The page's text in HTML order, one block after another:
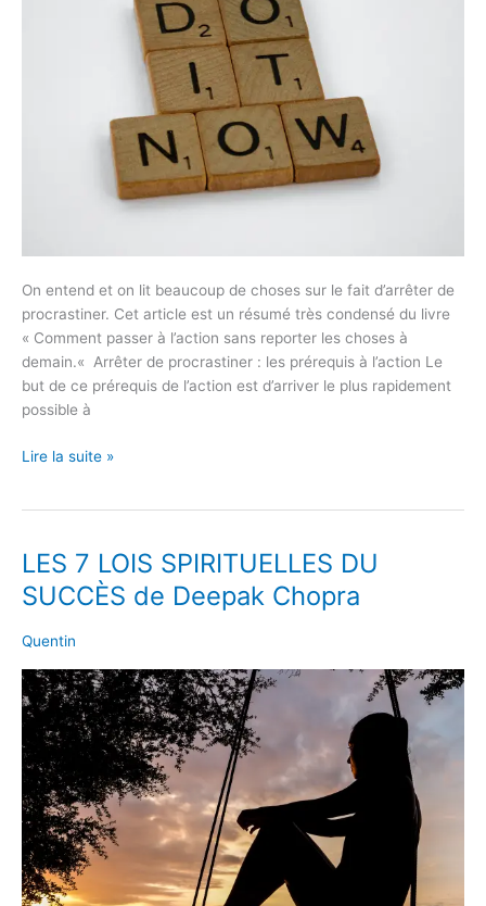
On entend et on lit beaucoup de choses sur le fait d’arrêter de
procrastiner. Cet article est un résumé très condensé du livre
« Comment passer à l’action sans reporter les choses à
demain.« Arrêter de procrastiner : les prérequis à l’action Le
but de ce prérequis de l’action est d’arriver le plus rapidement
possible à
Lire la suite »
LES 7 LOIS SPIRITUELLES DU
SUCCÈS de Deepak Chopra
Quentin
LES
7
LOIS
SUCCÈS
de
Deepak
Chopra